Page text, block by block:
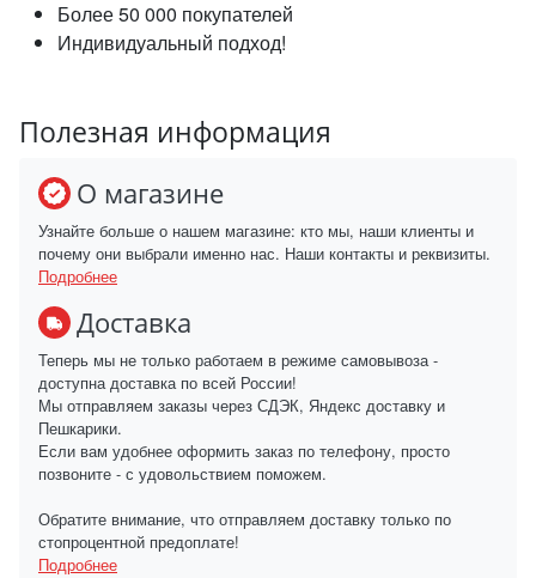
Более 50 000 покупателей
Индивидуальный подход!
Полезная информация
О магазине
Узнайте больше о нашем магазине: кто мы, наши клиенты и
почему они выбрали именно нас. Наши контакты и реквизиты.
Подробнее
Доставка
Теперь мы не только работаем в режиме самовывоза -
доступна доставка по всей России!
Мы отправляем заказы через СДЭК, Яндекс доставку и
Пешкарики.
Если вам удобнее оформить заказ по телефону, просто
позвоните - с удовольствием поможем.
Обратите внимание, что отправляем доставку только по
стопроцентной предоплате!
Подробнее